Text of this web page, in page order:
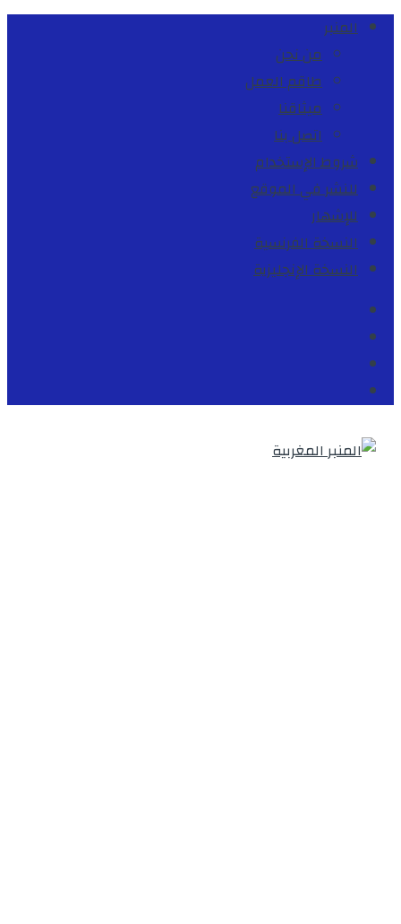
المنبر
من نحن
طاقم العمل
ميثاقنا
اتصل بنا
شروط الإستخدام
للنشر في الموقع
للإشهار
النسخة الفرنسية
النسخة الإنجليزية